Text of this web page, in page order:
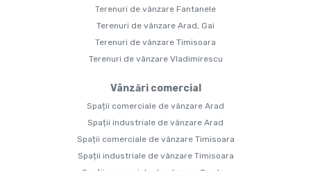
Terenuri de vânzare Fantanele
Terenuri de vânzare Arad, Gai
Terenuri de vânzare Timisoara
Terenuri de vânzare Vladimirescu
Vânzări comercial
Spații comerciale de vânzare Arad
Spații industriale de vânzare Arad
Spații comerciale de vânzare Timisoara
Spații industriale de vânzare Timisoara